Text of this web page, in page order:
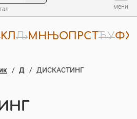
мени
КЛЉМНЊОПРС Т ЋУФХ
Д ДИСКАСТИНГ